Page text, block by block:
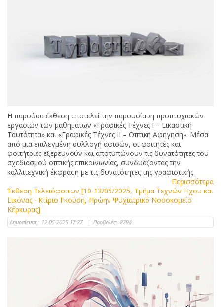
Η παρούσα έκθεση αποτελεί την παρουσίαση προπτυχιακών
εργασιών των μαθημάτων «Γραφικές Τέχνες Ι – Εικαστική
Ταυτότητα» και «Γραφικές Τέχνες ΙΙ – Οπτική Αφήγηση». Μέσα
από μια επιλεγμένη συλλογή αφισών, οι φοιτητές και
φοιτήτριες εξερευνούν και αποτυπώνουν τις δυνατότητες του
σχεδιασμού οπτικής επικοινωνίας, συνδυάζοντας την
καλλιτεχνική έκφραση με τις δυνατότητες της γραφιστικής.
Περισσότερα
Έκθεση Τελειόφοιτων [10-13/05/2025, Τμήμα Τεχνών Ήχου και
Εικόνας - Κτίριο Γκούση, Πρώην Ψυχιατρικό Νοσοκομείο
Κέρκυρας]
Δημοσίευση: 12-05-2025 17:27 | Προβολές: 8294